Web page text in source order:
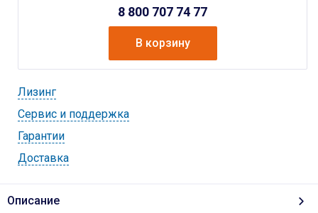
8 800 707 74 77
В корзину
Лизинг
Cервис и поддержка
Гарантии
Доставка
Описание